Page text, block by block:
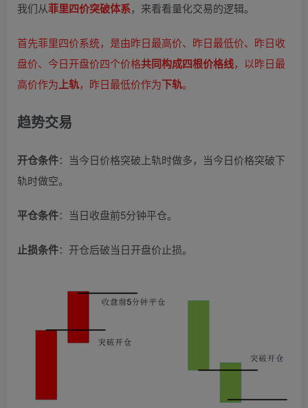
我们从菲里四价突破体系，来看看量化交易的逻辑。
首先菲里四价系统，是由昨日最高价、昨日最低价、昨日收
盘价、今日开盘价四个价格共同构成四根价格线，以昨日最
高价作为上轨，昨日最低价作为下轨。
趋势交易
开仓条件：当今日价格突破上轨时做多，当今日价格突破下
轨时做空。
平仓条件：当日收盘前5分钟平仓。
止损条件：开仓后破当日开盘价止损。